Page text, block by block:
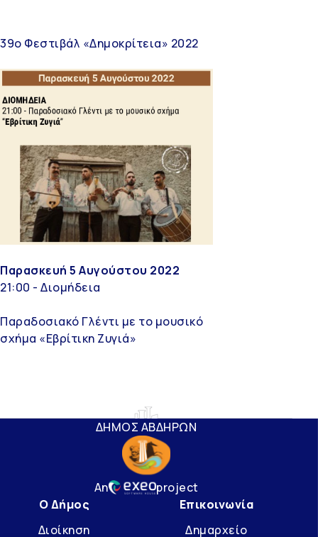
39ο Φεστιβάλ «Δημοκρίτεια» 2022
Παρασκευή 5 Αυγούστου 2022
21:00 - Διομήδεια
Παραδοσιακό Γλέντι με το μουσικό
σχήμα «Εβρίτικη Ζυγιά»
ΔΗΜΟΣ ΑΒΔΗΡΩΝ
An
project
Επικοινωνία
Δημαρχείο
Ο Δήμος
Διοίκηση